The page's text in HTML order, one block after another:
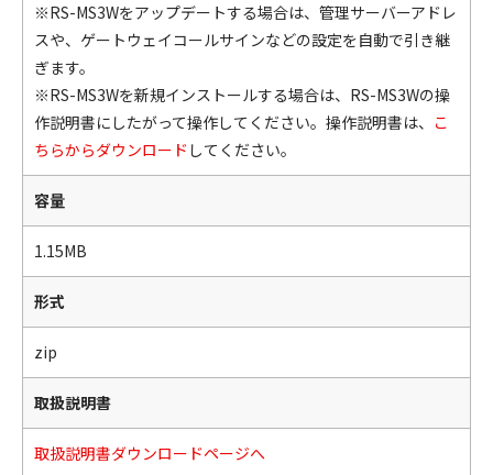
※RS-MS3Wをアップデートする場合は、管理サーバーアドレ
スや、ゲートウェイコールサインなどの設定を自動で引き継
ぎます。
※RS-MS3Wを新規インストールする場合は、RS-MS3Wの操
作説明書にしたがって操作してください。操作説明書は、 こ
ちらからダウンロード してください。
容量
1.15MB
形式
zip
取扱説明書
取扱説明書ダウンロードページへ